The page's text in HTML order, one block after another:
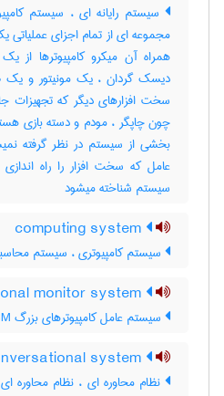
سیستم رایانه ای ، سیستم
مجموعه ای از تمام اجزای عملیاتی
همراه آن میکرو کامپیوترها
دیسک گردان ، یک مونیتور و
سخت افزارهای دیگر که تجهیزات
چون چاپگر ، مودم و دسته بازی
بخشی از سیستم در نظر گرفته
عامل که سخت افزار را راه اندازی
سیستم شناخته میشود
سیستم کامپیوتری ، سیستم
سیستم عامل کامپیوترهای بزرگ IBM
نظام محاوره ای ، نظام محاوره